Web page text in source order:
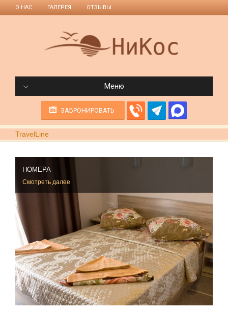
О НАС ГАЛЕРЕЯ ОТЗЫВЫ
Меню
ЗАБРОНИРОВАТЬ
TravelLine
НОМЕРА
Смотреть далее